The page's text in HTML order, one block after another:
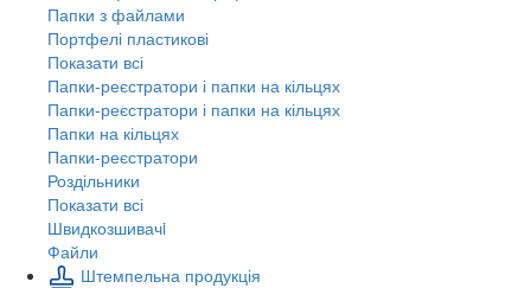
Папки з файлами
Портфелі пластикові
Показати всі
Папки-реєстратори і папки на кільцях
Папки-реєстратори і папки на кільцях
Папки на кільцях
Папки-реєстратори
Роздільники
Показати всі
Швидкозшивачi
Файли
Штемпельна продукція